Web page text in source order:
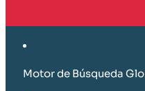
Motor de Búsqueda